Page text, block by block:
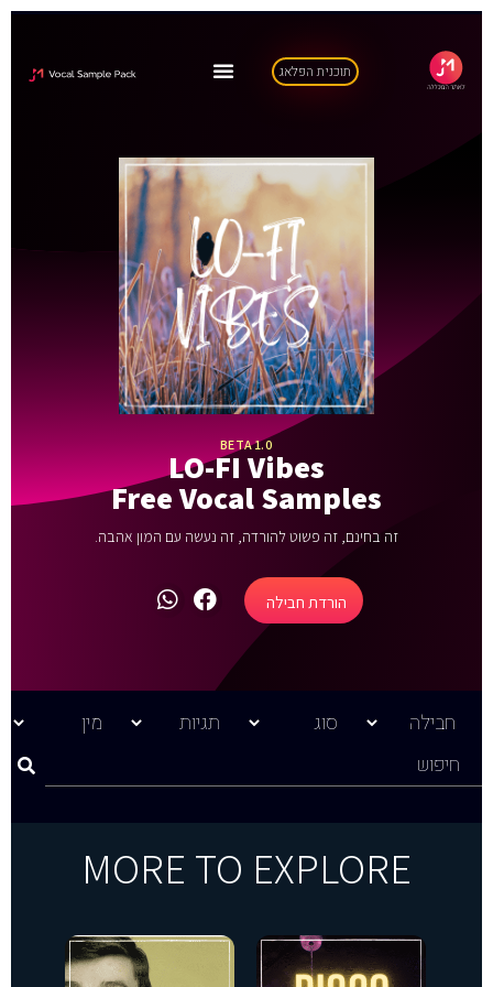
תוכנית הפלאג
BETA 1.0
LO-FI Vibes
Free Vocal Samples
זה בחינם, זה פשוט להורדה, זה נעשה עם המון אהבה.
הורדת חבילה
MORE TO EXPLORE